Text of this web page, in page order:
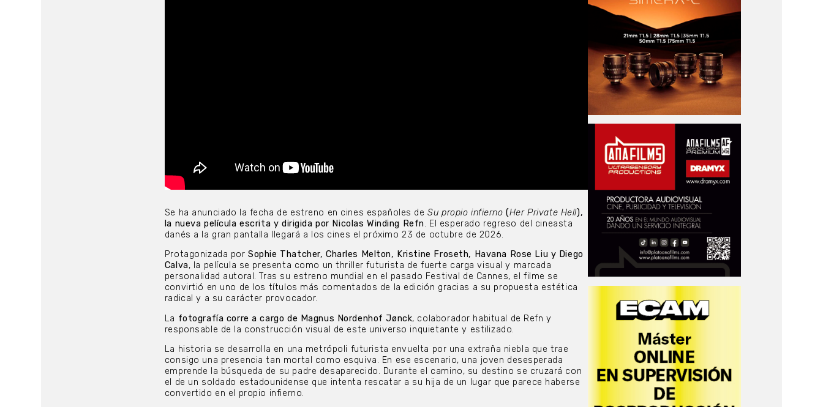
Se ha anunciado la fecha de estreno en cines españoles deSu propio infierno (Her Private Hell),
la nueva película escrita y dirigida por Nicolas Winding Refn. El esperado regreso del cineasta
danés a la gran pantalla llegará a los cines el próximo 23 de octubre de 2026.
Protagonizada porSophie Thatcher, Charles Melton, Kristine Froseth, Havana Rose Liu y Diego
Calva, la película se presenta como un thriller futurista de fuerte carga visual y marcada
personalidad autoral. Tras su estreno mundial en el pasado Festival de Cannes, el filme se
convirtió en uno de los títulos más comentados de la edición gracias a su propuesta estética
radical y a su carácter provocador.
La fotografía corre a cargo de Magnus Nordenhof Jønck, colaborador habitual de Refn y
responsable de la construcción visual de este universo inquietante y estilizado.
La historia se desarrolla en una metrópoli futurista envuelta por una extraña niebla que trae
consigo una presencia tan mortal como esquiva. En ese escenario, una joven desesperada
emprende la búsqueda de su padre desaparecido. Durante el camino, su destino se cruzará con
el de un soldado estadounidense que intenta rescatar a su hija de un lugar que parece haberse
convertido en el propio infierno.